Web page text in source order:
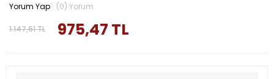
1.147,61 TL 975,47 TL
Yorum Yap (0) Yorum